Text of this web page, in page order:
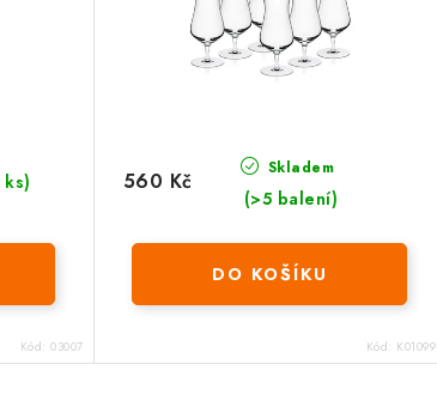
ks)
Kód: 03007
Skladem
(>5 balení)
560 Kč
DO KOŠÍKU
Kód: K01099